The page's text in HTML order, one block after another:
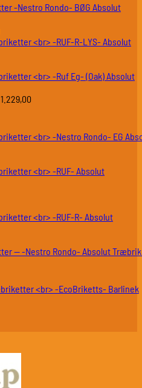
Absolut
Absolut
Absolut
1.229,00
Absolut
Absolut
Absolut
Barlinek